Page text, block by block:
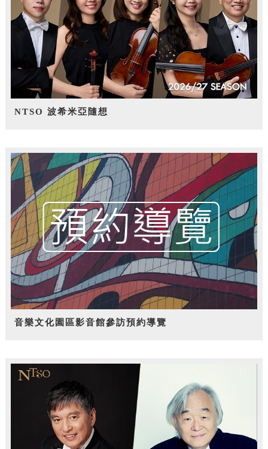
NTSO 波希米亞隨想
音樂文化園區影音館參訪預約導覽